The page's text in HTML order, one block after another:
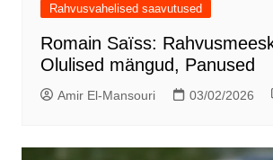
Rahvusvahelised saavutused
Romain Saïss:
Olulised mängud, Panused
Amir El-Mansouri 03/02/2026